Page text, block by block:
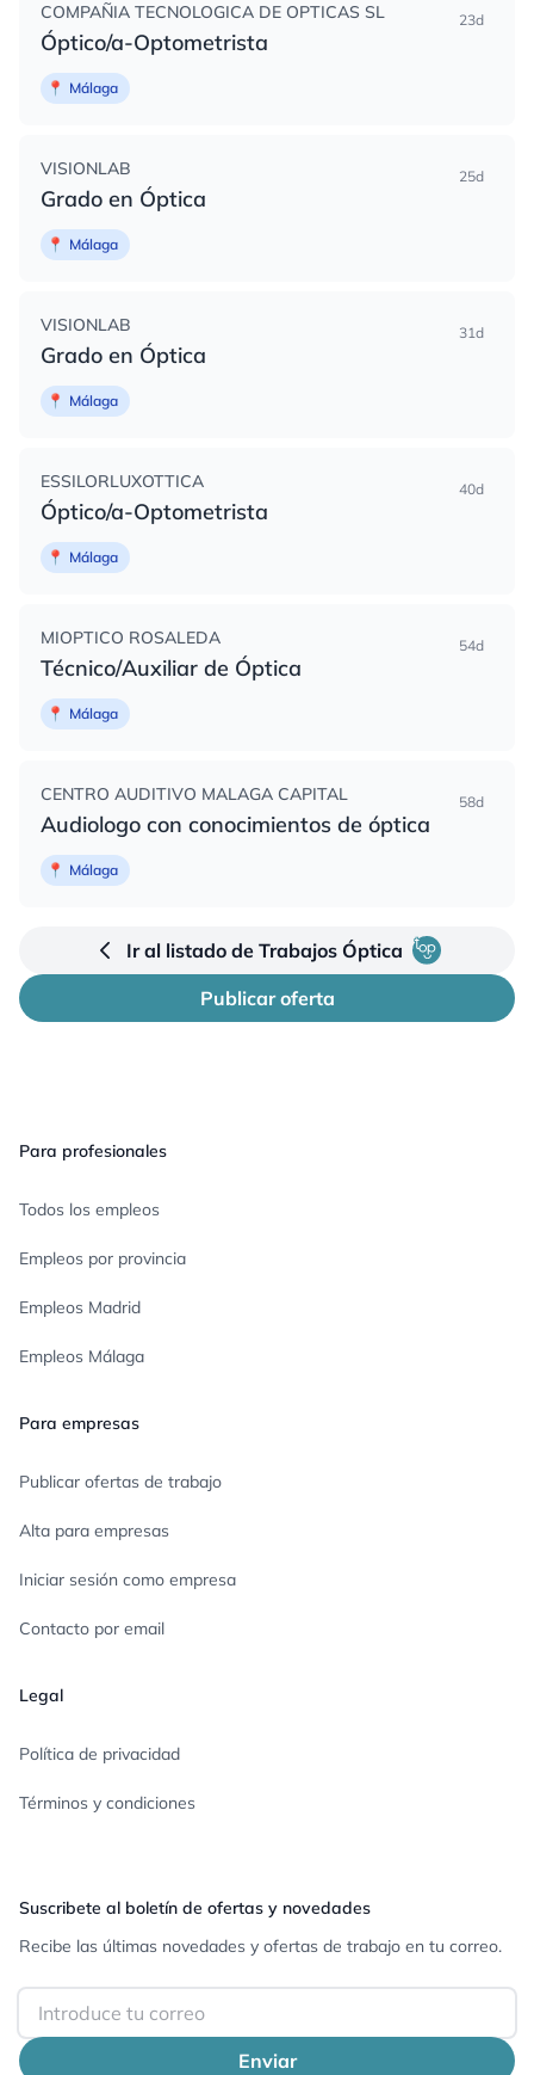
COMPAÑIA TECNOLOGICA DE OPTICAS SL
Óptico/a-Optometrista
23d
📍 Málaga
VISIONLAB
Grado en Óptica
25d
📍 Málaga
VISIONLAB
Grado en Óptica
31d
📍 Málaga
ESSILORLUXOTTICA
Óptico/a-Optometrista
40d
📍 Málaga
MIOPTICO ROSALEDA
Técnico/Auxiliar de Óptica
54d
📍 Málaga
CENTRO AUDITIVO MALAGA CAPITAL
Audiologo con conocimientos de óptica
58d
📍 Málaga
Ir al listado de Trabajos Óptica
Publicar oferta
Para profesionales
Todos los empleos
Empleos por provincia
Empleos Madrid
Empleos Málaga
Para empresas
Publicar ofertas de trabajo
Alta para empresas
Iniciar sesión como empresa
Contacto por email
Legal
Política de privacidad
Términos y condiciones
Suscribete al boletín de ofertas y novedades
Recibe las últimas novedades y ofertas de trabajo en tu correo.
Email
Enviar